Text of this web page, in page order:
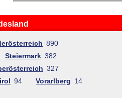
890
Steiermark 382
327
94 Vorarlberg 14